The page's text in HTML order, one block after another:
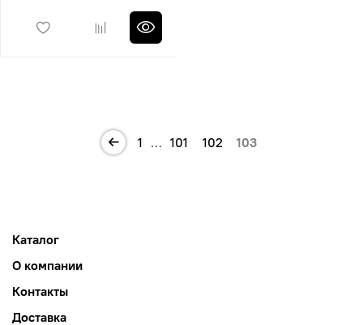
1 … 101 102 103
Каталог
О компании
Контакты
Доставка